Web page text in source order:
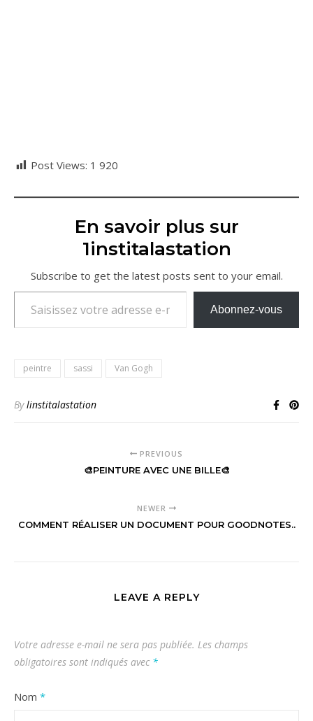
Post Views: 1 920
En savoir plus sur
1institalastation
Subscribe to get the latest posts sent to your email.
Saisissez votre adresse e-mail…
Abonnez-vous
peintre sassi Van Gogh
Bylinstitalastation
PREVIOUS
🎨PEINTURE AVEC UNE BILLE🎨
NEWER
COMMENT RÉALISER UN DOCUMENT POUR GOODNOTES..
LEAVE A REPLY
Votre adresse e-mail ne sera pas publiée. Les champs
obligatoires sont indiqués avec *
Nom *